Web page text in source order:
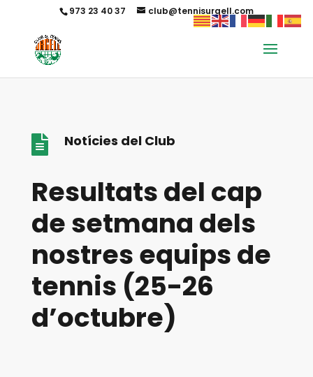
973 23 40 37 club@tennisurgell.com
 Notícies del Club
Resultats del cap
de setmana dels
nostres equips de
tennis (25-26
d’octubre)